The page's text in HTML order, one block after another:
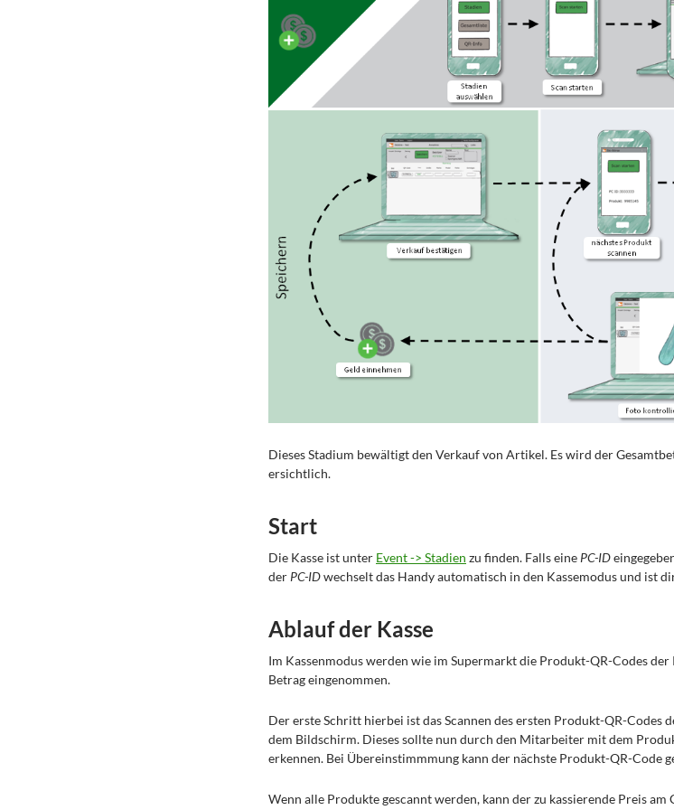
Dieses Stadium bewältigt den Verkauf von Artikel. Es wird der
ersichtlich.
Start
Die Kasse ist unter Event -> Stadien zu finden. Falls eine PC-ID
der PC-IDwechselt das Handy automatisch in den Kassemodus und ist
Ablauf der Kasse
Im Kassenmodus werden wie im Supermarkt die Produkt-QR-Codes
Betrag eingenommen.
Der erste Schritt hierbei ist das Scannen des ersten Produkt-QR-Codes
dem Bildschirm. Dieses sollte nun durch den Mitarbeiter mit dem
erkennen. Bei Übereinstimmmung kann der nächste Produkt-QR-Code
Wenn alle Produkte gescannt werden, kann der zu kassierende Preis